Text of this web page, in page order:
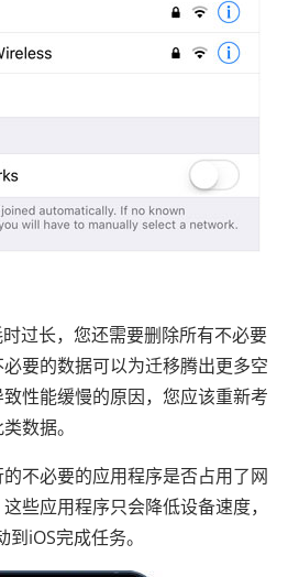
过长，您还需要删除所有不必要
要的数据可以为迁移腾出更多空
性能缓慢的原因，您应该重新考
数据。
不必要的应用程序是否占用了网
些应用程序只会降低设备速度，
iOS完成任务。